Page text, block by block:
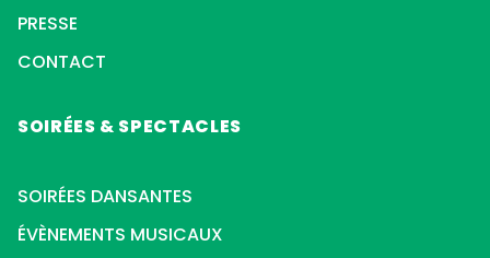
PRESSE
CONTACT
SOIRÉES & SPECTACLES
SOIRÉES DANSANTES
ÉVÈNEMENTS MUSICAUX